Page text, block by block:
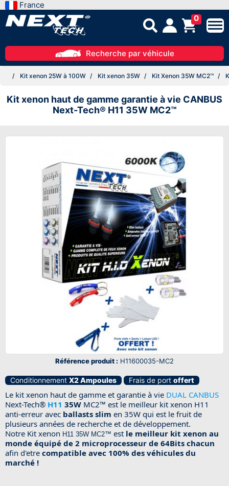
France
0
Recherche par véhicule
Kit xenon 25W à 100W Kit xenon 35W Kit Xenon 35W MC2™
Kit xenon haut de gamme garantie à vie CANBUS
Next-Tech® H11 35W MC2™
Référence produit : H11600035-MC2
Conditionnement X2 Ampoules Frais de port offert
Le kit xenon haut de gamme et garantie à vie DUAL CANBUS
Next-Tech® H11 35W MC2™ est le meilleur kit xenon H11
anti-erreur avec ballasts slim en 35W qui est le fruit de
plusieurs années de recherche et de développement.
Notre Kit xenon H11 35W MC2™ est le meilleur kit xenon au
monde équipé de 2 microprocesseur de 64Bits chacun
afin d'etre compatible avec 100% des véhicules du
marché !